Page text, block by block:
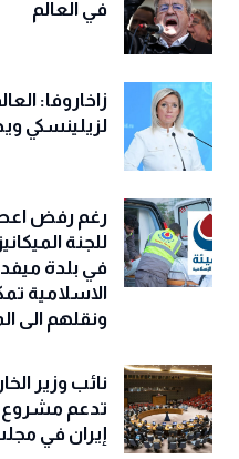
في العالم
زاخاروفا:
لزيلينسكي
رغم رفض
للجنة
في بلدة
الاسلامية
ونقلهم الى
نائب وزير
تدعم مشروع
إيران في